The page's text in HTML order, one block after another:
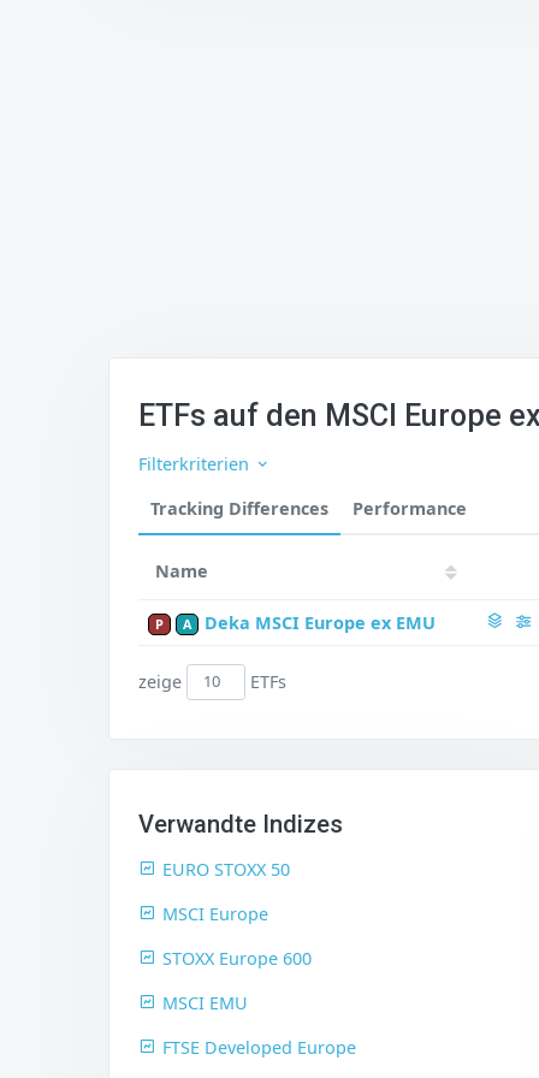
ETFs auf den MSCI Europe
Filterkriterien
Tracking Differences
Performance
Name
P A Deka MSCI Europe ex EMU
zeige ETFs
Verwandte Indizes
EURO STOXX 50
MSCI Europe
STOXX Europe 600
MSCI EMU
FTSE Developed Europe